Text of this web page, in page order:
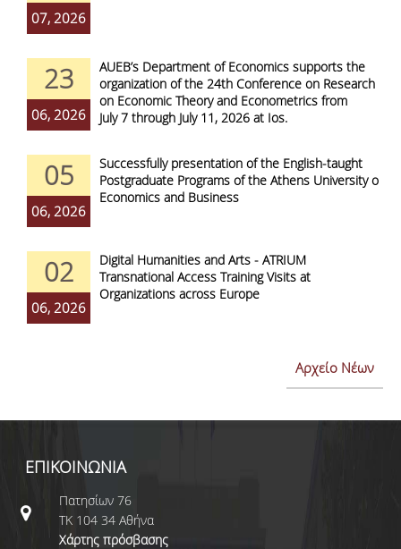
07, 2026
23
06, 2026
AUEB’s Department of Economics supports the
organization of the 24th Conference on Research
on Economic Theory and Econometrics from
July 7 through July 11, 2026 at Ios.
05
06, 2026
Successfully presentation of the English-taught
Postgraduate Programs of the Athens University of
Economics and Business
02
06, 2026
Digital Humanities and Arts - ATRIUM
Transnational Access Training Visits at
Organizations across Europe
Αρχείο Νέων
ΕΠΙΚΟΙΝΩΝΙΑ
Πατησίων 76
ΤΚ 104 34 Αθήνα
Χάρτης πρόσβασης